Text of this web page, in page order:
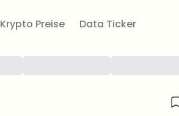
Krypto Preise Data Ticker